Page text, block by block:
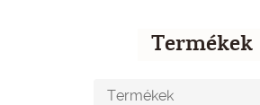
Termékek
Termékek